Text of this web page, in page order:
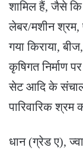
शामिल हैं, जैसे कि
लेबर/मशीन श्रम,
गया किराया,
कृषिगत निर्माण
सेट आदि के
पारिवारिक श्रम
धान (ग्रेड ए),